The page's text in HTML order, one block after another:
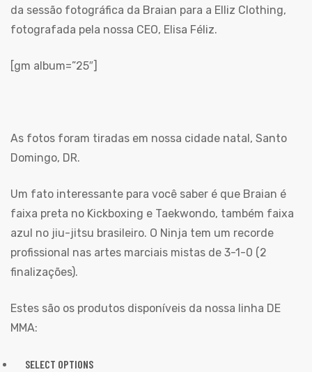
da sessão fotográfica da Braian para a Elliz Clothing,
fotografada pela nossa CEO, Elisa Féliz.
[gm album=”25″]
As fotos foram tiradas em nossa cidade natal, Santo
Domingo, DR.
Um fato interessante para você saber é que Braian é
faixa preta no Kickboxing e Taekwondo, também faixa
azul no jiu-jitsu brasileiro. O Ninja tem um recorde
profissional nas artes marciais mistas de 3-1-0 (2
finalizações).
Estes são os produtos disponíveis da nossa linha DE
MMA:
SELECT OPTIONS